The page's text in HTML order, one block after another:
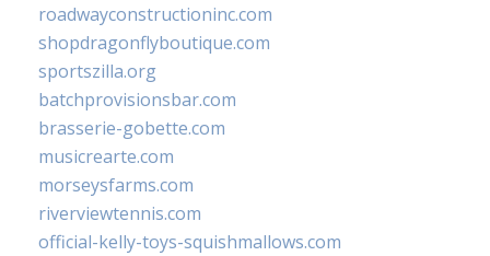
roadwayconstructioninc.com
shopdragonflyboutique.com
sportszilla.org
batchprovisionsbar.com
brasserie-gobette.com
musicrearte.com
morseysfarms.com
riverviewtennis.com
official-kelly-toys-squishmallows.com